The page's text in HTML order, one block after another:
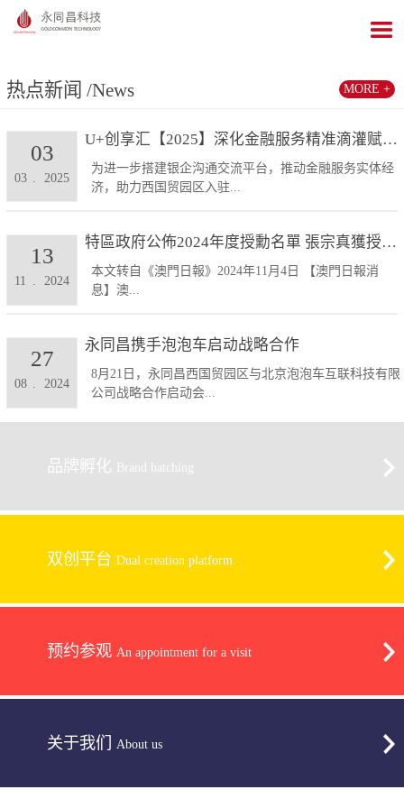
热点新闻 /News
U+创享汇【2025】深化金融服务精准滴灌赋能发展...
为进一步搭建银企沟通交流平台，推动金融服务实体经
济，助力西国贸园区入驻...
03 2025
03
特區政府公佈2024年度授勳名單 張宗真獲授予專業...
本文转自《澳門日報》2024年11月4日 【澳門日報消
息】澳...
11 2024
13
永同昌携手泡泡车启动战略合作
8月21日，永同昌西国贸园区与北京泡泡车互联科技有限
公司战略合作启动会...
08 . 2024
27
MORE +
品牌孵化 Brand hatching
双创平台 Dual creation platform
预约参观 An appointment for a visit
关于我们 About us